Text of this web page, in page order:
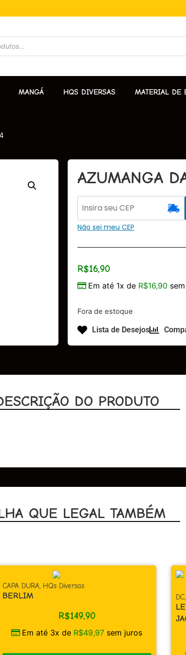
MANGÁ HQS DIVERSAS MATERIAL DE
AZUMANGA
Não sei meu CEP
R$16,90
Em até 1x de R$16,90
Fora de estoque
Lista de Desejos
DO PRODUTO
QUE LEGAL TAMBÉM
juros
LENDAS DO UNIVERSO DC –
JACK KIRBY
R$39,90